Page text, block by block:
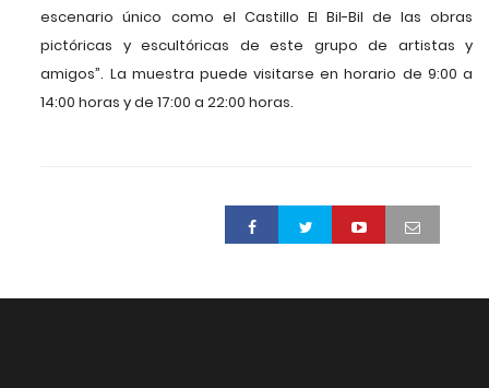
escenario único como el Castillo El Bil-Bil de las obras
pictóricas y escultóricas de este grupo de artistas y
amigos”. La muestra puede visitarse en horario de 9:00 a
14:00 horas y de 17:00 a 22:00 horas.